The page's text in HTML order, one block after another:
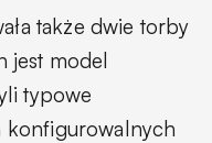
także dwie torby
jest model
typowe
konfigurowalnych